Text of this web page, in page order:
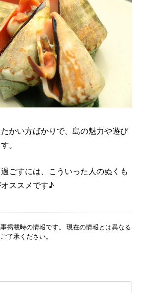
かい方ばかりで、島の魅力や遊び
。
ごすには、こういった人のぬくも
ススメです♪
掲載時の情報です。 現在の情報とは異なる
了承ください。